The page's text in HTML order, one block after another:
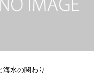
海水の関わり